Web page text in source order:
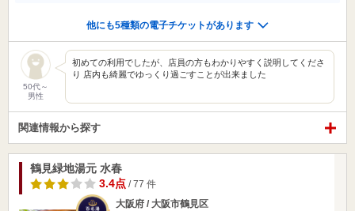
他にも5種類の電子チケットがあります
50代～
男性
初めての利用でしたが、店員の方もわかりやすく説明してくださ
り 店内も綺麗でゆっくり過ごすことが出来ました
関連情報から探す
鶴見緑地湯元 水春
3.4点 / 77 件
大阪府 / 大阪市鶴見区